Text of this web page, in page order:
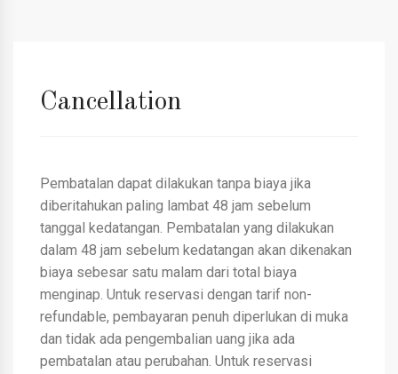
Cancellation
Pembatalan dapat dilakukan tanpa biaya jika
diberitahukan paling lambat 48 jam sebelum
tanggal kedatangan. Pembatalan yang dilakukan
dalam 48 jam sebelum kedatangan akan dikenakan
biaya sebesar satu malam dari total biaya
menginap. Untuk reservasi dengan tarif non-
refundable, pembayaran penuh diperlukan di muka
dan tidak ada pengembalian uang jika ada
pembatalan atau perubahan. Untuk reservasi